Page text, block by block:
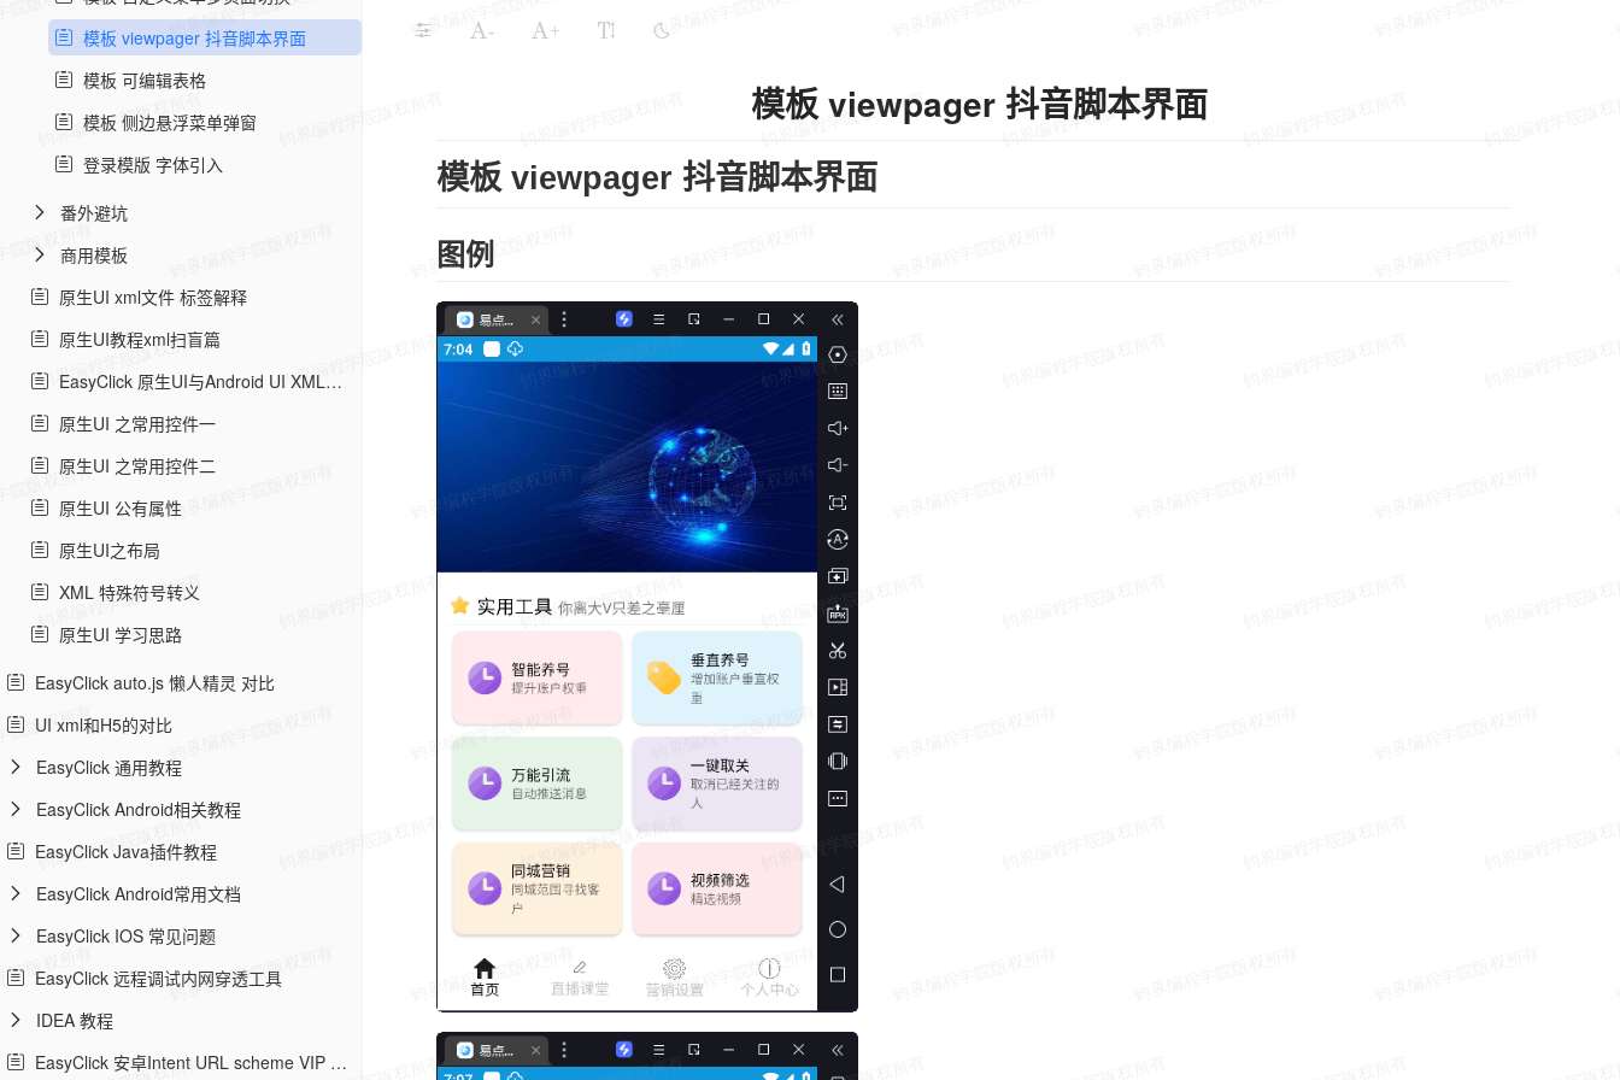
模板 viewpager 抖音脚本界面
模板 可编辑表格
模板 侧边悬浮菜单弹窗
登录模版 字体引入
番外避坑
商用模板
原生UI xml文件 标签解释
原生UI教程xml扫盲篇
EasyClick 原生UI与Android UI XML的区别
原生UI 之常用控件一
原生UI 之常用控件二
原生UI 公有属性
原生UI之布局
XML 特殊符号转义
原生UI 学习思路
EasyClick auto.js 懒人精灵 对比
UI xml和H5的对比
EasyClick 通用教程
EasyClick Android相关教程
EasyClick Java插件教程
EasyClick Android常用文档
EasyClick IOS 常见问题
EasyClick 远程调试内网穿透工具
IDEA 教程
EasyClick 安卓Intent URL scheme VIP 教程
- +
模板 viewpager 抖音脚本界面
模板 viewpager 抖音脚本界面
图例